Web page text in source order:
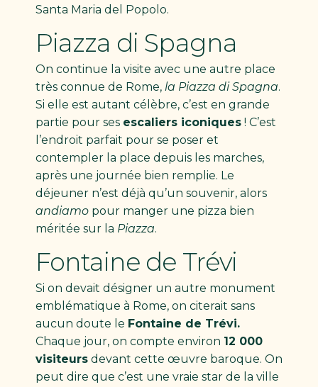
Santa Maria del Popolo.
Piazza di Spagna
On continue la visite avec une autre place
très connue de Rome, la Piazza di Spagna.
Si elle est autant célèbre, c’est en grande
partie pour ses escaliers iconiques! C’est
l’endroit parfait pour se poser et
contempler la place depuis les marches,
après une journée bien remplie. Le
déjeuner n’est déjà qu’un souvenir, alors
andiamopour manger une pizza bien
méritée sur la Piazza.
Fontaine de Trévi
Si on devait désigner un autre monument
emblématique à Rome, on citerait sans
aucun doute le Fontaine de Trévi.
Chaque jour, on compte environ 12 000
visiteursdevant cette œuvre baroque. On
peut dire que c’est une vraie star de la ville